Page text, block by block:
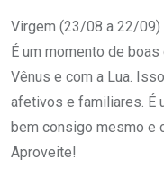
Virgem (23/08 a 22/09)
É um momento de
Vênus e com a Lua.
afetivos e familiares. É
bem consigo mesmo e
Aproveite!